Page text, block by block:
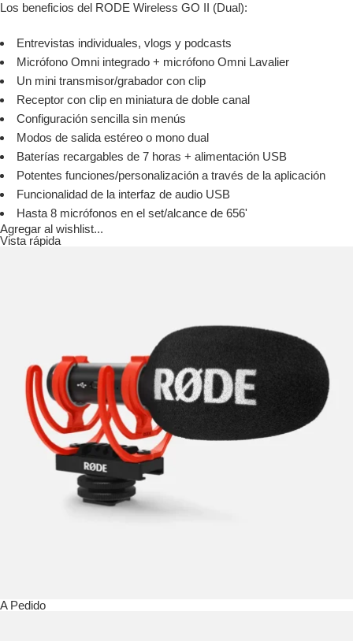
Los beneficios del RODE Wireless GO II (Dual):
Entrevistas individuales, vlogs y podcasts
Micrófono Omni integrado + micrófono Omni Lavalier
Un mini transmisor/grabador con clip
Receptor con clip en miniatura de doble canal
Configuración sencilla sin menús
Modos de salida estéreo o mono dual
Baterías recargables de 7 horas + alimentación USB
Potentes funciones/personalización a través de la aplicación
Funcionalidad de la interfaz de audio USB
Hasta 8 micrófonos en el set/alcance de 656'
Agregar al wishlist...
Vista rápida
A Pedido